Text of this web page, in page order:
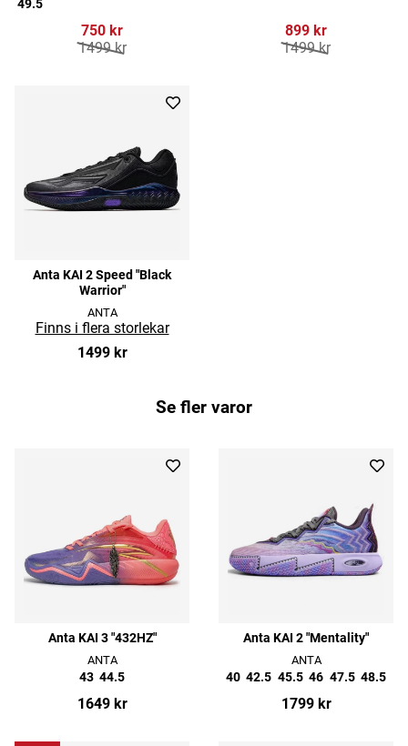
49.5
750 kr
1499 kr
899 kr
1499 kr
Anta KAI 2 Speed "Black
Warrior"
ANTA
1499 kr
Se fler varor
Anta KAI 3 "432HZ"
ANTA
43 44.5
1649 kr
Anta KAI 2 "Mentality"
ANTA
40 42.5 45.5 46 47.5 48.5
1799 kr